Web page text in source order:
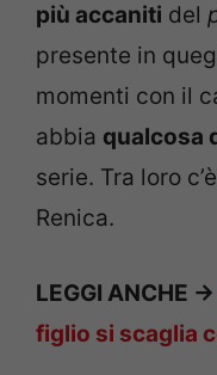
più accaniti del
presente in
momenti con il
abbia qualcosa
serie. Tra loro
Renica.
LEGGI ANCHE ->
figlio si scaglia